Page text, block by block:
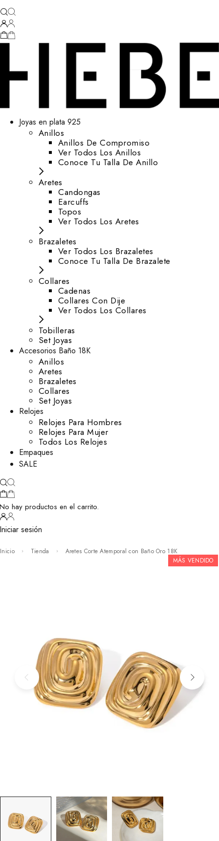
Joyas en plata 925
Anillos
Anillos De Compromiso
Ver Todos Los Anillos
Conoce Tu Talla De Anillo
Aretes
⁠Candongas
Earcuffs
Topos
Ver Todos Los Aretes
Brazaletes
Ver Todos Los Brazaletes
Conoce Tu Talla De Brazalete
Collares
Cadenas
Collares Con Dije
Ver Todos Los Collares
Tobilleras
Set Joyas
Accesorios Baño 18K
Anillos
Aretes
Brazaletes
Collares
Set Joyas
Relojes
Relojes Para Hombres
Relojes Para Mujer
Todos Los Relojes
Empaques
SALE
hay productos en el carrito.
sesión
Inicio Tienda
Aretes Corte Atemporal con Baño Oro 18K
MÁS VENDIDO